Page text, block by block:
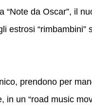
da Oscar”, il
estrosi “rimbambini”
prendono per
un “road music